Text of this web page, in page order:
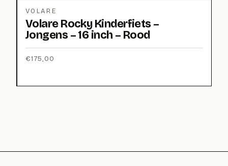
VOLARE
Volare Rocky Kinderfiets –
Jongens – 16 inch – Rood
€175,00